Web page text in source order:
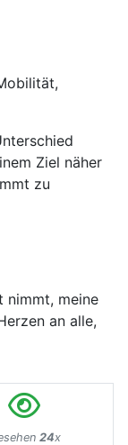
Ziel näher
zu
nimmt, meine
an alle,
24x